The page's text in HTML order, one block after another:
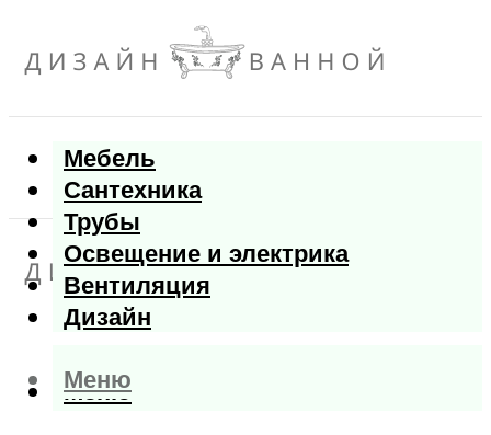
Мебель
Сантехника
Трубы
Освещение и электрика
Вентиляция
Дизайн
Меню
Меню